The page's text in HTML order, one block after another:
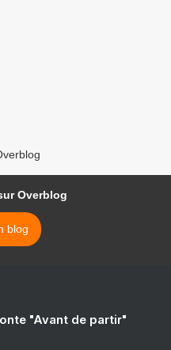
Overblog
blog
"Avant de partir"